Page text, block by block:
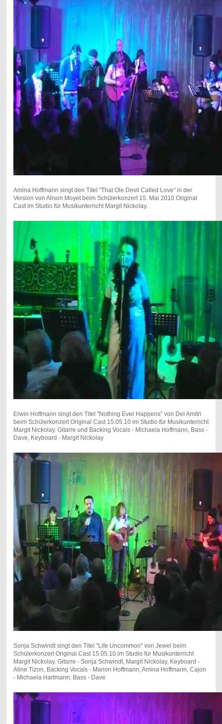
Amina Hoffmann singt den Titel "That Ole Devil Called Love" in der
Version von Alison Moyet beim Schülerkonzert 15. Mai 2010 Original
Cast im Studio für Musikunterricht Margit Nickolay.
Erwin Hoffmann singt den Titel "Nothing Ever Happens" von Del Amitri
beim Schülerkonzert Original Cast 15.05.10 im Studio für Musikunterricht
Margit Nickolay. Gitarre und Backing Vocals - Michaela Hoffmann, Bass -
Dave, Keyboard - Margit Nickolay
Sonja Schwindt singt den Titel "Life Uncommon" von Jewel beim
Schülerkonzert Original Cast 15.05.10 im Studio für Musikunterricht
Margit Nickolay. Gitarre - Sonja Schwindt, Margit Nickolay, Keyboard -
Aline Tizon, Backing Vocals - Marion Hoffmann, Amina Hoffmann, Cajon
- Michaela Hartmann, Bass - Dave